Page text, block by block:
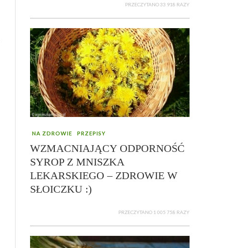
PRZECZYTANO 33 918 RAZY
NA ZDROWIE PRZEPISY
WZMACNIAJĄCY ODPORNOŚĆ
SYROP Z MNISZKA
LEKARSKIEGO – ZDROWIE W
SŁOICZKU :)
PRZECZYTANO 1 005 758 RAZY